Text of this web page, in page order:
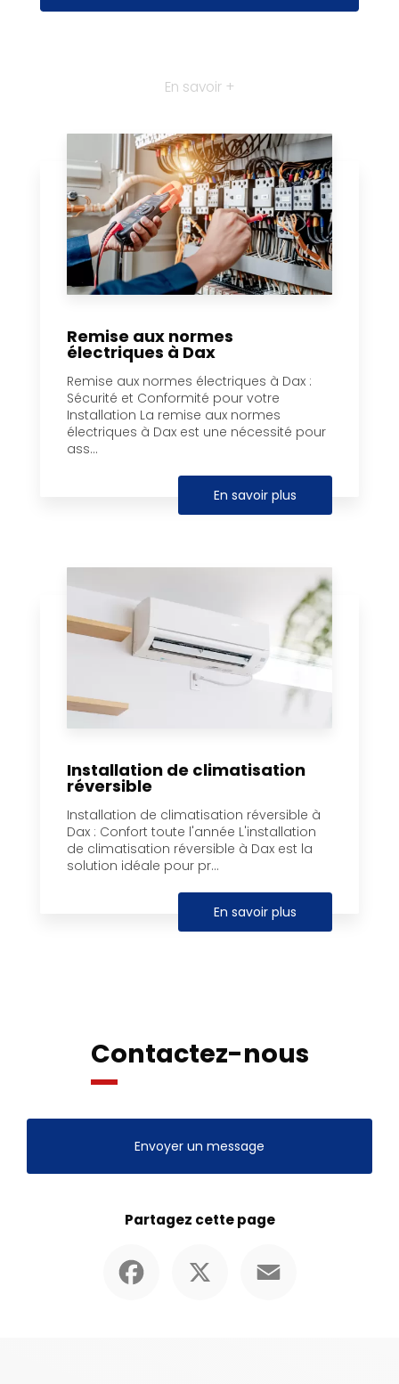
En savoir +
Remise aux normes
électriques à Dax
Remise aux normes électriques à Dax :
Sécurité et Conformité pour votre
Installation La remise aux normes
électriques à Dax est une nécessité pour
ass...
En savoir plus
Installation de climatisation
réversible
Installation de climatisation réversible à
Dax : Confort toute l'année L'installation
de climatisation réversible à Dax est la
solution idéale pour pr...
En savoir plus
Contactez-nous
Envoyer un message
Partagez cette page